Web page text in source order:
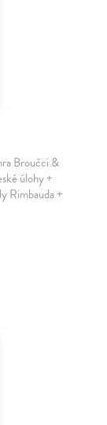
Broučci &
úlohy +
Rimbauda +